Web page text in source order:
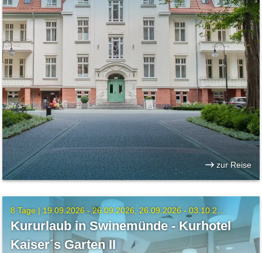
zur Reise
8 Tage | 19.09.2026 - 26.09.2026 26.09.2026 - 03.10.2026
Kururlaub in Swinemünde - Kurhotel
Kaiser´s Garten II